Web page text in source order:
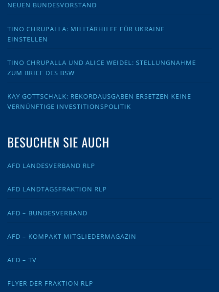
NEUEN BUNDESVORSTAND
TINO CHRUPALLA: MILITÄRHILFE FÜR UKRAINE
EINSTELLEN
TINO CHRUPALLA UND ALICE WEIDEL: STELLUNGNAHME
ZUM BRIEF DES BSW
KAY GOTTSCHALK: REKORDAUSGABEN ERSETZEN KEINE
VERNÜNFTIGE INVESTITIONSPOLITIK
BESUCHEN SIE AUCH
AFD LANDESVERBAND RLP
AFD LANDTAGSFRAKTION RLP
AFD – BUNDESVERBAND
AFD – KOMPAKT MITGLIEDERMAGAZIN
AFD – TV
FLYER DER FRAKTION RLP